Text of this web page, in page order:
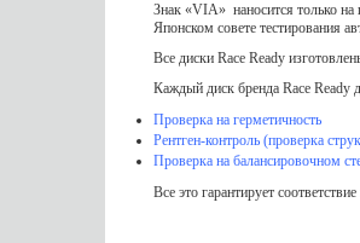
Знак «VIA» наносится только на
Японском совете тестирования
Все диски Race Ready
Каждый диск бренда Race Ready
Проверка на герметичность
Рентген-контроль (проверка
Проверка на балансировочном
Все это гарантирует